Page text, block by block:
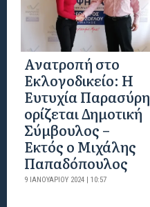
Ανατροπή στο
Εκλογοδικείο: Η
Ευτυχία Παρασύρη
ορίζεται Δημοτική
Σύμβουλος –
Εκτός ο Μιχάλης
Παπαδόπουλος
9 ΙΑΝΟΥΑΡΊΟΥ 2024 | 10:57